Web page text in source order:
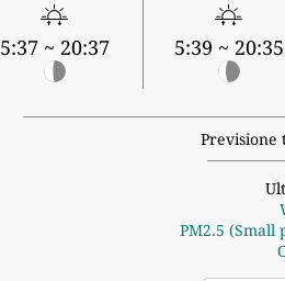
5:37 ~ 20:37 5:39 ~ 20:35
Previsione
PM2.5